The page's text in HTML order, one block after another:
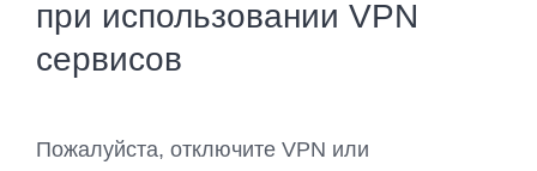
при использовании VPN
сервисов
Пожалуйста, отключите VPN или